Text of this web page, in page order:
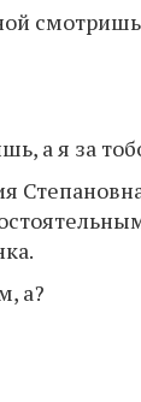
а я за
а?